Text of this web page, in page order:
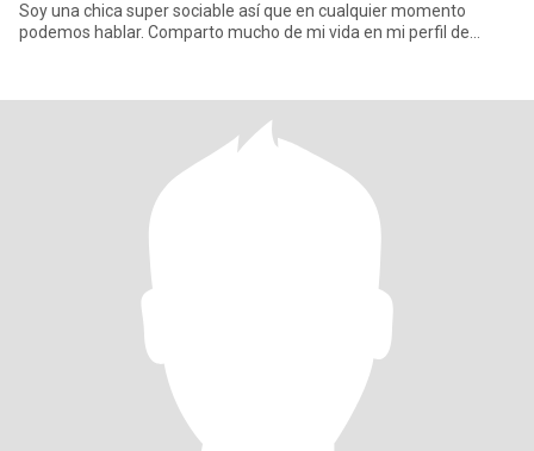
Soy una chica super sociable así que en cualquier momento
podemos hablar. Comparto mucho de mi vida en mi perfil de